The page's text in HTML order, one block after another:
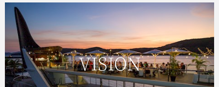
VISION
VISION